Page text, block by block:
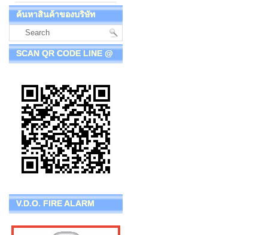
ค้นหาสินค้าของบริษัท
SCAN QR CODE LINE @
V.D.O. FIRE ALARM